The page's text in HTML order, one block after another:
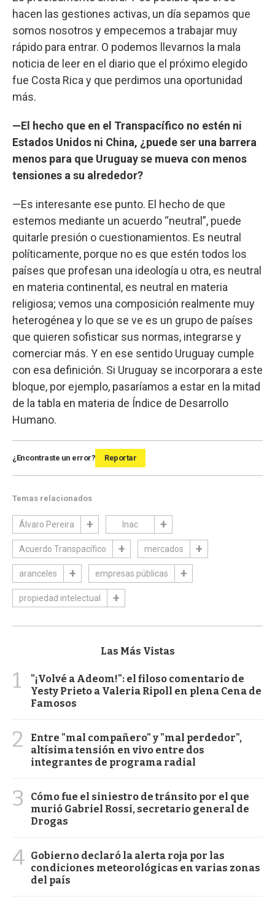
hacen las gestiones activas, un día sepamos que
somos nosotros y empecemos a trabajar muy
rápido para entrar. O podemos llevarnos la mala
noticia de leer en el diario que el próximo elegido
fue Costa Rica y que perdimos una oportunidad
más.
—El hecho que en el Transpacífico no estén ni
Estados Unidos ni China, ¿puede ser una barrera
menos para que Uruguay se mueva con menos
tensiones a su alrededor?
—Es interesante ese punto. El hecho de que
estemos mediante un acuerdo “neutral”, puede
quitarle presión o cuestionamientos. Es neutral
políticamente, porque no es que estén todos los
países que profesan una ideología u otra, es neutral
en materia continental, es neutral en materia
religiosa; vemos una composición realmente muy
heterogénea y lo que se ve es un grupo de países
que quieren sofisticar sus normas, integrarse y
comerciar más. Y en ese sentido Uruguay cumple
con esa definición. Si Uruguay se incorporara a este
bloque, por ejemplo, pasaríamos a estar en la mitad
de la tabla en materia de Índice de Desarrollo
Humano.
¿Encontraste un error? Reportar
Temas relacionados
Álvaro Pereira Inac
Acuerdo Transpacífico mercados
aranceles empresas públicas
propiedad intelectual
Las Más Vistas
1
"¡Volvé a Adeom!": el filoso comentario de
Yesty Prieto a Valeria Ripoll en plena Cena de
Famosos
2
Entre "mal compañero" y "mal perdedor",
altísima tensión en vivo entre dos
integrantes de programa radial
3
Cómo fue el siniestro de tránsito por el que
murió Gabriel Rossi, secretario general de
Drogas
4 Gobierno declaró la alerta roja por las
condiciones meteorológicas en varias zonas
del país